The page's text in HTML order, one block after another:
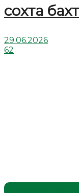
сохта
29.06.2026
62